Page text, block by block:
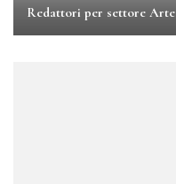
Redattori per settore Arte